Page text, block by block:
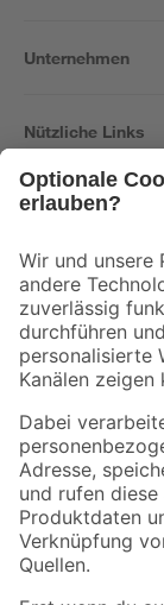
Unternehmen
Nützliche Links
Der toom Newsletter:
Zur Newsletter
Folge uns
Zahlungsarten
Sicher einkaufen